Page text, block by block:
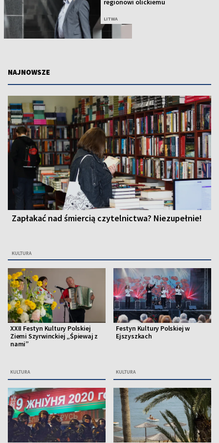
regionowi olickiemu
LITWA
NAJNOWSZE
Zapłakać nad śmiercią czytelnictwa? Niezupełnie!
KULTURA
XXII Festyn Kultury Polskiej
Ziemi Szyrwinckiej „Śpiewaj z
nami”
KULTURA
Festyn Kultury Polskiej w
Ejszyszkach
KULTURA